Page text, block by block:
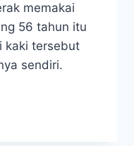
memakai
56 tahun itu
kaki tersebut
sendiri.